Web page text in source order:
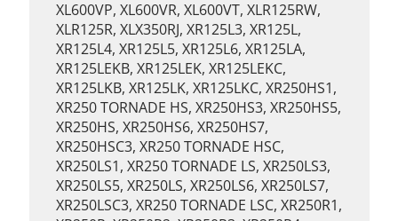
XL600VP, XL600VR, XL600VT, XLR125RW,
XLR125R, XLX350RJ, XR125L3, XR125L,
XR125L4, XR125L5, XR125L6, XR125LA,
XR125LEKB, XR125LEK, XR125LEKC,
XR125LKB, XR125LK, XR125LKC, XR250HS1,
XR250 TORNADE HS, XR250HS3, XR250HS5,
XR250HS, XR250HS6, XR250HS7,
XR250HSC3, XR250 TORNADE HSC,
XR250LS1, XR250 TORNADE LS, XR250LS3,
XR250LS5, XR250LS, XR250LS6, XR250LS7,
XR250LSC3, XR250 TORNADE LSC, XR250R1,